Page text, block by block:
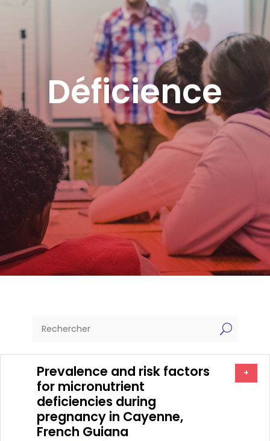
Déficience
U
Prevalence and risk factors
for micronutrient
deficiencies during
pregnancy in Cayenne,
French Guiana
+